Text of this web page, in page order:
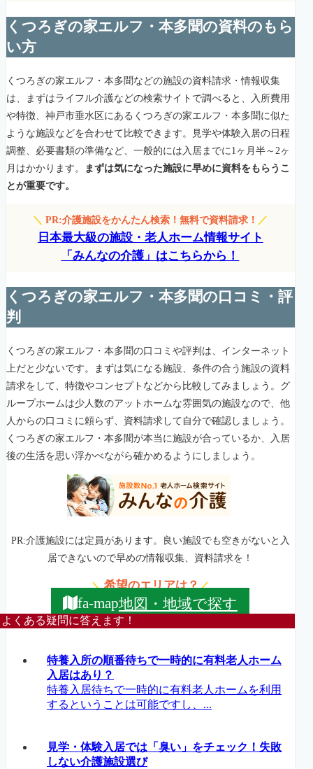
くつろぎの家エルフ・本多聞の資料のもら
い方
くつろぎの家エルフ・本多聞などの施設の資料請求・情報収集
は、まずはライフル介護などの検索サイトで調べると、入所費用
や特徴、神戸市垂水区にあるくつろぎの家エルフ・本多聞に似た
ような施設などを合わせて比較できます。見学や体験入居の日程
調整、必要書類の準備など、一般的には入居までに1ヶ月半～2ヶ
月はかかります。
まずは気になった施設に早めに資料をもらうこ
とが重要です。
＼PR:介護施設をかんたん検索！無料で資料請求！ ／
日本最大級の施設・老人ホーム情報サイト
「みんなの介護」はこちらから！
くつろぎの家エルフ・本多聞の口コミ・評
判
くつろぎの家エルフ・本多聞の口コミや評判は、インターネット
上だと少ないです。まずは気になる施設、条件の合う施設の資料
請求をして、特徴やコンセプトなどから比較してみましょう。グ
ループホームは少人数のアットホームな雰囲気の施設なので、他
人からの口コミに頼らず、資料請求して自分で確認しましょう。
くつろぎの家エルフ・本多聞が本当に施設が合っているか、入居
後の生活を思い浮かべながら確かめるようにしましょう。
PR:介護施設には定員があります。良い施設でも空きがないと入
居できないので早めの情報収集、資料請求を！
＼希望のエリアは？／
fa-map地図・地域で探す
よくある疑問に答えます！
特養入所の順番待ちで一時的に有料老人ホーム
入居はあり？
特養入居待ちで一時的に有料老人ホームを利用
するということは可能ですし、...
見学・体験入居では「臭い」をチェック！失敗
しない介護施設選び